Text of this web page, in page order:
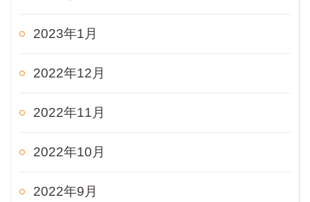
2023年1月
2022年12月
2022年11月
2022年10月
2022年9月